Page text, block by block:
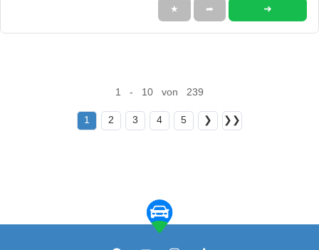
★ ➦ ➜
1 - 10 von 239
1 2 3 4 5 ❯ ❯❯